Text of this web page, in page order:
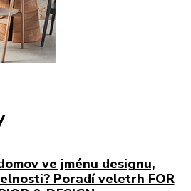
ve jménu designu,
Poradí veletrh FOR